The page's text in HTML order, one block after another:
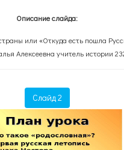
Описание слайда:
или «Откуда есть пошла
Алексеевна учитель истории
Слайд 2